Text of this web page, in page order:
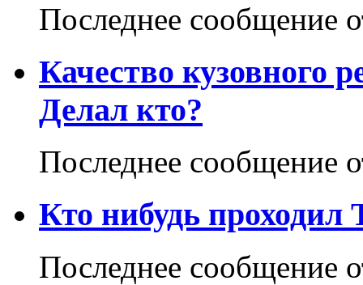
Последнее сообщение
Качество кузовного
Делал кто?
Последнее сообщение
Кто нибудь
Последнее сообщение